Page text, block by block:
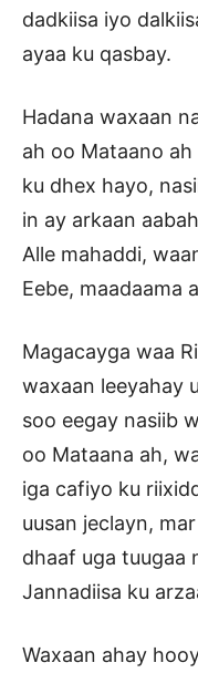
dadkiisa iyo
ayaa ku qasbay.
Hadana waxaan
ah oo Mataano
ku dhex hayo,
in ay arkaan
Alle mahaddi,
Eebe, maadaama
Magacayga waa
waxaan leeyahay
soo eegay nasiib
oo Mataana ah,
iga cafiyo ku
uusan jeclayn,
dhaaf uga tuugaa
Jannadiisa ku
Waxaan ahay